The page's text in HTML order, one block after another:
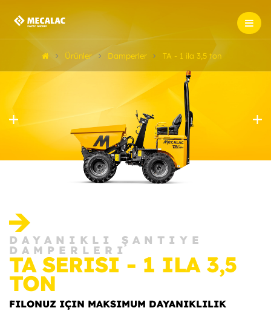
Ürünler Damperler TA - 1 ila 3,5 ton
DAYANIKLI ŞANTIYE
DAMPERLERI
TA SERISI - 1 ILA 3,5
TON
FILONUZ IÇIN MAKSIMUM DAYANIKLILIK